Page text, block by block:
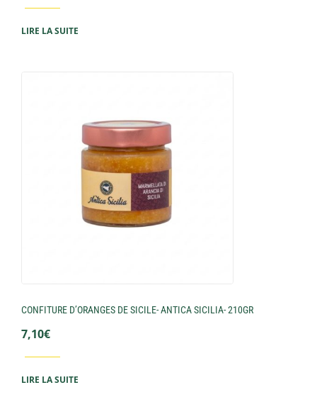
LIRE LA SUITE
CONFITURE D’ORANGES DE SICILE- ANTICA SICILIA- 210GR
7,10€
LIRE LA SUITE